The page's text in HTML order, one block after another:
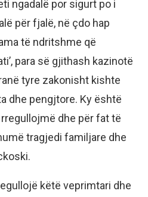
ngadalë por sigurt po i
për fjalë, në çdo hap
të ndritshme që
para së gjithash kazinotë
tyre zakonisht kishte
dhe pengjtore. Ky është
dhe për fat të
tragjedi familjare dhe
këtë veprimtari dhe